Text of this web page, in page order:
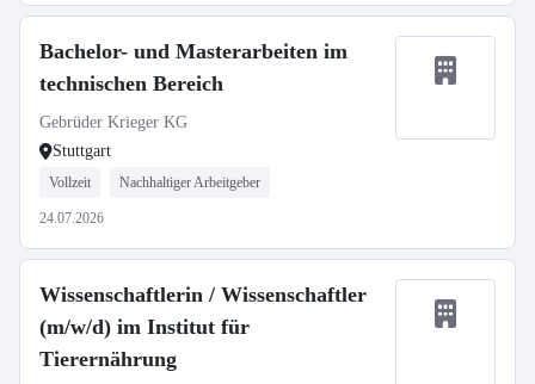
Bachelor- und Masterarbeiten im
technischen Bereich
Gebrüder Krieger KG
Stuttgart
Vollzeit Nachhaltiger Arbeitgeber
24.07.2026
Wissenschaftlerin / Wissenschaftler
(m/w/d) im Institut für
Tierernährung